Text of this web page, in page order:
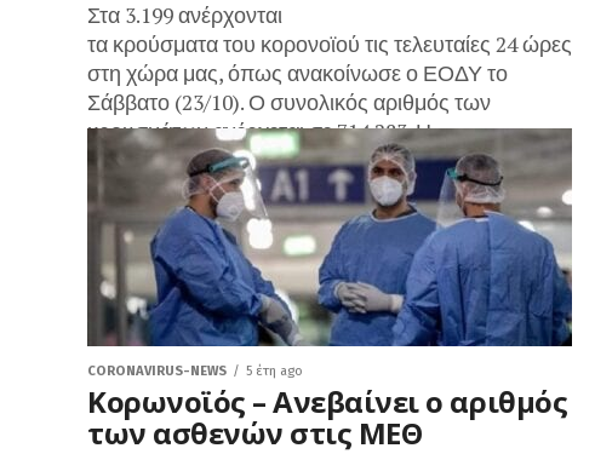
Στα 3.199 ανέρχονται
τα κρούσματα του κορονοϊού τις τελευταίες 24 ώρες
στη χώρα μας, όπως ανακοίνωσε ο ΕΟΔΥ το
Σάββατο (23/10). Ο συνολικός αριθμός των
κρουσμάτων ανέρχεται σε 714.283. Η...
CORONAVIRUS-NEWS 5 έτη ago
Κορωνοϊός – Aνεβαίνει ο αριθμός
των ασθενών στις ΜΕΘ